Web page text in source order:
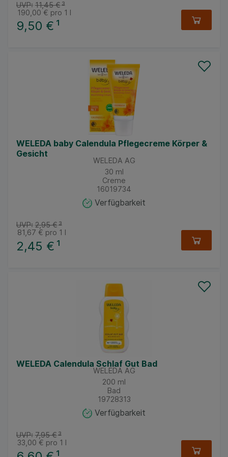
soziale Medien übertragen werden.
9,50 € ¹
UVP: 11,45 €³
190,00 € pro 1 l
WELEDA baby Calendula Pflegecreme Körper &
Gesicht
WELEDA AG
30 ml
Creme
16019734
Verfügbarkeit
2,45 € ¹
UVP: 2,95 €³
81,67 € pro 1 l
WELEDA Calendula Schlaf Gut Bad
WELEDA AG
200 ml
Bad
19728313
Verfügbarkeit
UVP: 7,95 €³
33,00 € pro 1 l